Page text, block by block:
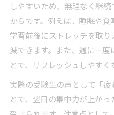
しやすいため、無理なく継
からです。例えば、睡眠や食
学習前後にストレッチを取
減できます。また、週に一
とで、リフレッシュしやすく
実際の受験生の声として「
とで、翌日の集中力が上が